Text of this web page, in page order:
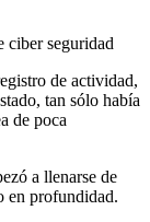
ciber seguridad
de actividad,
tan sólo había
de poca
a llenarse de
en profundidad.